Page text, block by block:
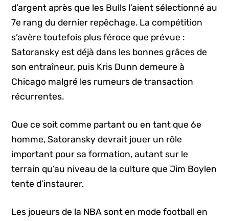
d’argent après que les Bulls l’aient sélectionné au
7e rang du dernier repêchage. La compétition
s’avère toutefois plus féroce que prévue :
Satoransky est déjà dans les bonnes grâces de
son entraîneur, puis Kris Dunn demeure à
Chicago malgré les rumeurs de transaction
récurrentes.
Que ce soit comme partant ou en tant que 6e
homme, Satoransky devrait jouer un rôle
important pour sa formation, autant sur le
terrain qu’au niveau de la culture que Jim Boylen
tente d’instaurer.
Les joueurs de la NBA sont en mode football en